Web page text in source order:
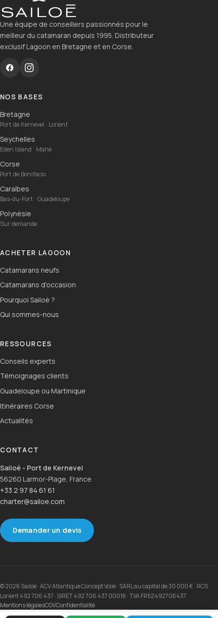
Une équipe de conseillers passionnés pour le
meilleur du catamaran depuis 1995. Distributeur
exclusif Lagoon en Bretagne et en Corse.
NOS BASES
Bretagne
Port de Kernevel · Lorient
Seychelles
Eden Island · Mahé
Corse
Port de Bonifacio
Caraïbes
Bas-du-Fort · Guadeloupe
Polynésie
Sur demande
ACHETER LAGOON
Catamarans neufs
Catamarans d'occasion
Pourquoi Sailoé ?
Qui sommes-nous
RESSOURCES
Conseils experts
Témoignages clients
Guadeloupe ou Martinique
Itinéraires Corse
Actualités
CONTACT
Sailoé - Port de Kernevel
56260 Larmor-Plage, France
+33 2 97 84 61 61
charter@sailoe.com
Demander un devis
© 2026 Sailoé · ACV Atlantique Concept Voile · SARL au capital de 30 000 € · RCS
Lorient 492 706 437 · SIRET 492 706 437 00018 · TVA FR52492706437
Mentions légalesCGVConfidentialité